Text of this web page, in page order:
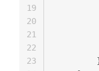
19
20
21
22
23